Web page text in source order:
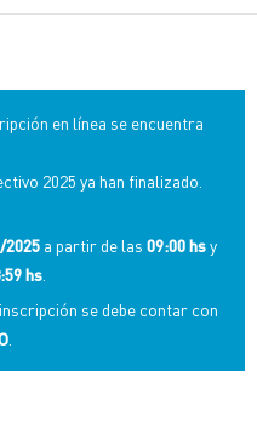
en línea se encuentra
2025 ya han finalizado.
2025 a partir de las 09:00 hsy
hs
se debe contar con